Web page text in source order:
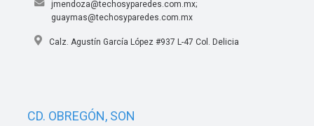
jmendoza@techosyparedes.com.mx;
guaymas@techosyparedes.com.mx
Calz. Agustín García López #937 L-47 Col. Delicia
CD. OBREGÓN, SON